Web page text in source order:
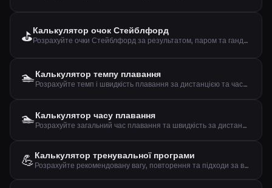
⛳Калькулятор очок Стейблфорд
Розрахуйте очки Стейблфорд за результатом, паром та гандикапом
🏊Калькулятор темпу плавання
Розрахуйте темп і швидкість плавання за дистанцією та часом
🏊Калькулятор часу плавання
Розрахуйте загальний час плавання та швидкість за дистанцією та темпом на 100м
💪Калькулятор тренувальної програми
Розрахуйте рекомендовану вагу, повторення та підходи за вашим 1RM та метою тренування